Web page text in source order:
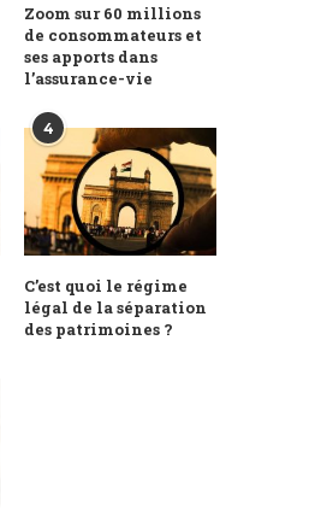
Zoom sur 60 millions
de consommateurs et
ses apports dans
l’assurance-vie
4
C’est quoi le régime
légal de la séparation
des patrimoines ?